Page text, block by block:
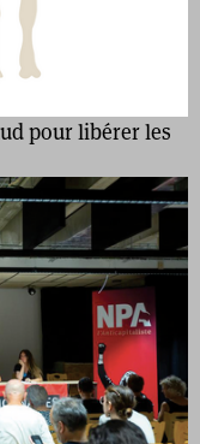
pour libérer les